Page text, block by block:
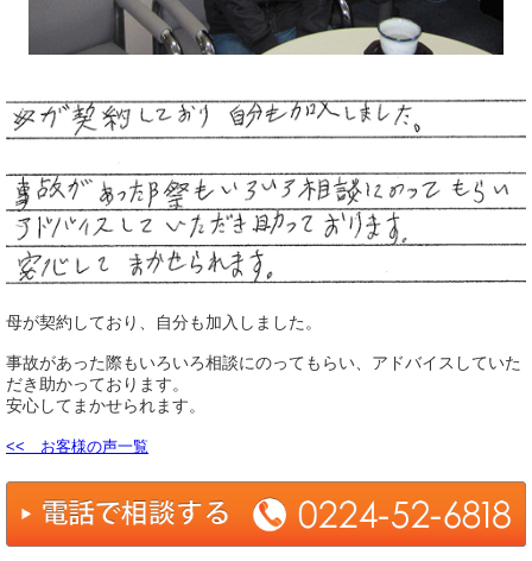
母が契約しており、自分も加入しました。
事故があった際もいろいろ相談にのってもらい、アドバイスしていた
だき助かっております。
安心してまかせられます。
<< お客様の声一覧